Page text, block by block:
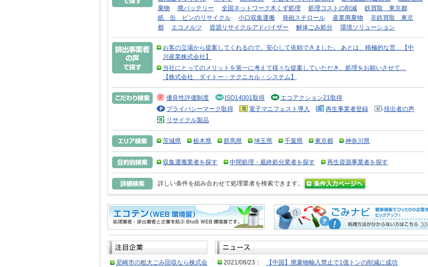
棄物
廃バッテリー 全国ネットワーク木くず処理 処理コストの削減
鉄買取 東京都
紙 缶 ビンのリサイクル
小口収集運搬 発砲スチロール 産業廃棄物
非鉄買取 東京
都
エコメルツ 資源リサイクルアドバイザー 解体ごみ処分 環境ソリューション
お客の立場から提案してくれるので、安心して依頼できました。 あとは、積極的な営…【中
川産業株式会社】
当社にとってのメリットを第一に考えて様々な提案していただき、処理をお願いさせて…
【株式会社 ダイトー・テクニカル・システム】
優良性評価制度 ISO14001取得
エコアクション21取得
プライバシーマーク取得
電子マニフェスト導入 再生事業者登録
排出者の声
リサイクル製品
茨城県 栃木県 群馬県 埼玉県 千葉県 東京都 神奈川県
収集運搬業者を探す 中間処理・最終処分業者を探す 再生資源事業者を探す
詳しい条件を組み合わせて処理業者を検索できます。
尼崎市の粗大ごみ回収なら株式会
2021/08/23：
【中国】廃棄物輸入禁止で1億トンの削減に成功